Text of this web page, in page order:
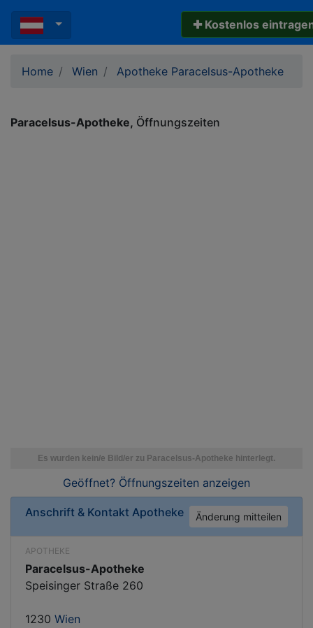
✚ Kostenlos
Home Wien Apotheke Paracelsus-Apotheke
Paracelsus-Apotheke Öffnungszeiten
Geöffnet? Öffnungszeiten anzeigen
Anschrift & Kontakt Apotheke Änderung mitteilen
APOTHEKE
Paracelsus-Apotheke
Speisinger Straße 260
1230 Wien